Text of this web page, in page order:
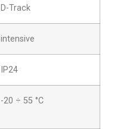
D-Track
intensive
IP24
-20 ÷ 55 °C